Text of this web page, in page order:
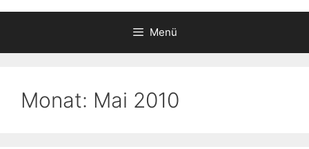
Menü
Monat: Mai 2010